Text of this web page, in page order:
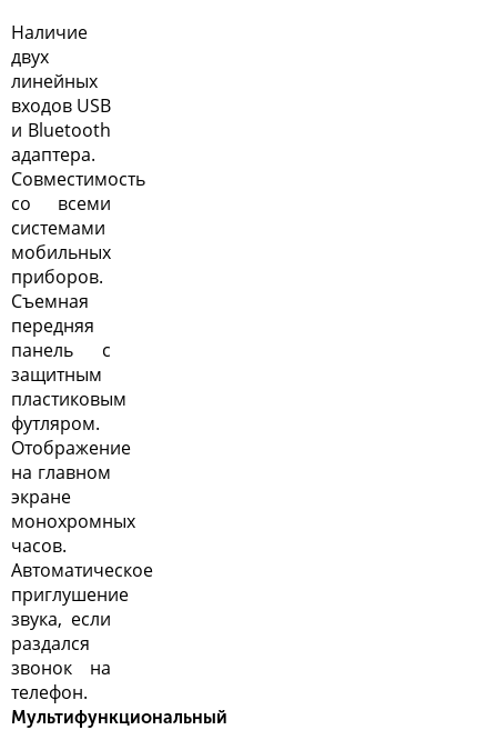
Наличие
двух
линейных
входов USB
и Bluetooth
адаптера.
Совместимость
со всеми
системами
мобильных
приборов.
Съемная
передняя
панель с
защитным
пластиковым
футляром.
Отображение
на главном
экране
монохромных
часов.
Автоматическое
приглушение
звука, если
раздался
звонок на
телефон.
Мультифункциональный